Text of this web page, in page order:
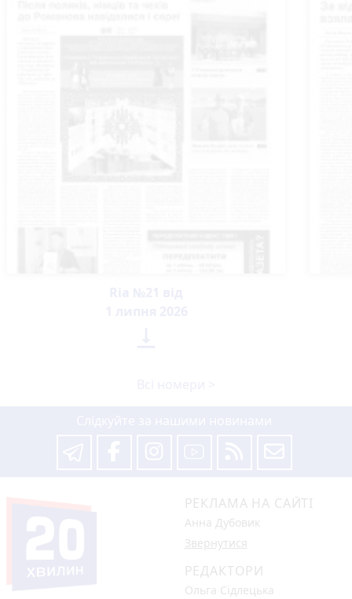
РЕКЛАМА НА САЙТІ
Анна Дубовик
Звернутися
РЕДАКТОРИ
Ольга Сідлецька